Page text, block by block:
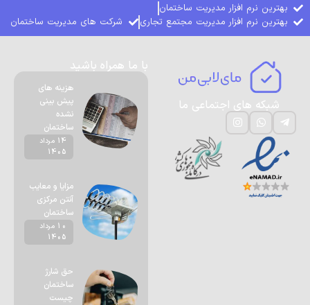
بهترین نرم افزار مدیریت ساختمان
بهترین نرم افزار مدیریت مجتمع تجاری
شرکت های مدیریت ساختمان
شبکه های اجتماعی ما
با ما همراه باشید
هزینه های
پیش بینی
نشده
ساختمان
14 مرداد
1405
مزایا و معایب
آنتن مرکزی
ساختمان
10 مرداد
1405
حق شارژ
ساختمان
چیست